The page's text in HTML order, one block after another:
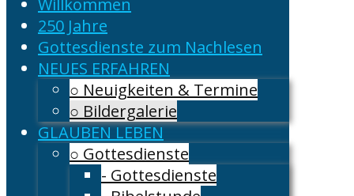
Willkommen
250 Jahre
Gottesdienste zum Nachlesen
NEUES ERFAHREN
○ Neuigkeiten & Termine
○ Bildergalerie
GLAUBEN LEBEN
○ Gottesdienste
- Gottesdienste